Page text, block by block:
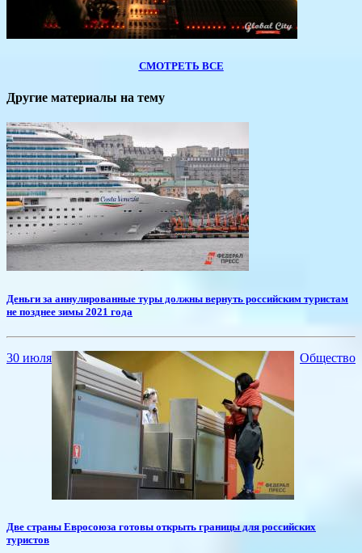
СМОТРЕТЬ ВСЕ
Другие материалы на тему
Деньги за аннулированные туры должны вернуть российским туристам
не позднее зимы 2021 года
30 июля Общество
Две страны Евросоюза готовы открыть границы для российских
туристов